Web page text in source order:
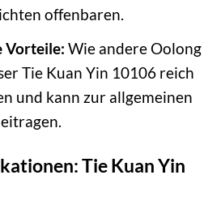
offenbaren.
Vorteile: Wie andere Oolong
Tie Kuan Yin 10106 reich
und kann zur allgemeinen
Tie Kuan Yin